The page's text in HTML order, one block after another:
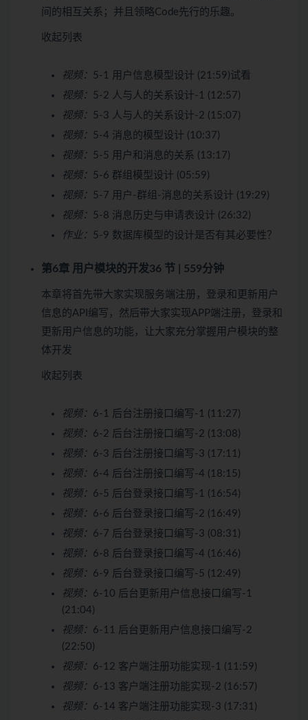
间的相互关系；并且领略Code先行的乐趣。
收起列表
视频： 5-1 用户信息模型设计 (21:59)试看
视频： 5-2 人与人的关系设计-1 (12:57)
视频： 5-3 人与人的关系设计-2 (15:07)
视频： 5-4 消息的模型设计 (10:37)
视频： 5-5 用户和消息的关系 (13:17)
视频： 5-6 群组模型设计 (05:59)
视频： 5-7 用户-群组-消息的关系设计 (19:29)
视频： 5-8 消息历史与申请表设计 (26:32)
作业： 5-9 数据库模型的设计是否有其必要性？
第6章 用户模块的开发36 节 | 559分钟
本章将首先带大家实现服务端注册，登录和更新用户
信息的API编写，然后带大家实现APP端注册，登录和
更新用户信息的功能，让大家充分掌握用户模块的整
体开发
收起列表
视频： 6-1 后台注册接口编写-1 (11:27)
视频： 6-2 后台注册接口编写-2 (13:08)
视频： 6-3 后台注册接口编写-3 (17:11)
视频： 6-4 后台注册接口编写-4 (18:15)
视频： 6-5 后台登录接口编写-1 (16:54)
视频： 6-6 后台登录接口编写-2 (16:49)
视频： 6-7 后台登录接口编写-3 (08:31)
视频： 6-8 后台登录接口编写-4 (16:46)
视频： 6-9 后台登录接口编写-5 (12:49)
视频： 6-10 后台更新用户信息接口编写-1
(21:04)
视频： 6-11 后台更新用户信息接口编写-2
(22:50)
视频： 6-12 客户端注册功能实现-1 (11:59)
视频： 6-13 客户端注册功能实现-2 (16:57)
视频： 6-14 客户端注册功能实现-3 (17:31)